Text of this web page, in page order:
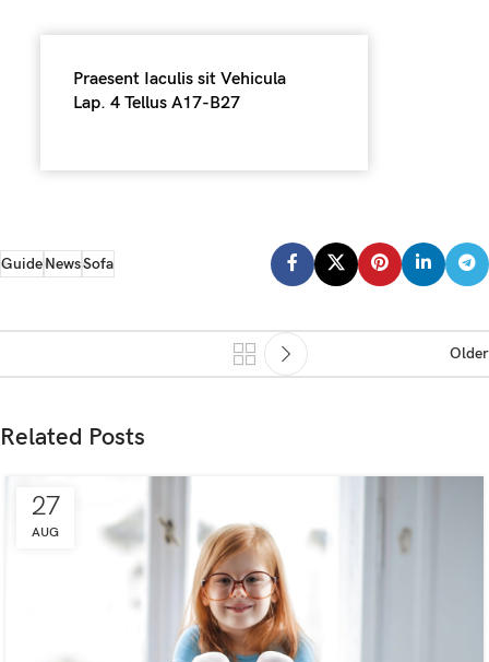
Praesent Iaculis sit Vehicula
Lap. 4 Tellus A17-B27
GuideNewsSofa
Older
Related Posts
27
AUG